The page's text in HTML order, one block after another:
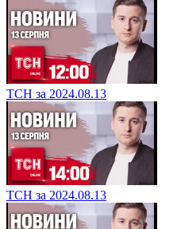
ТСН за 2024.08.13
ТСН за 2024.08.13